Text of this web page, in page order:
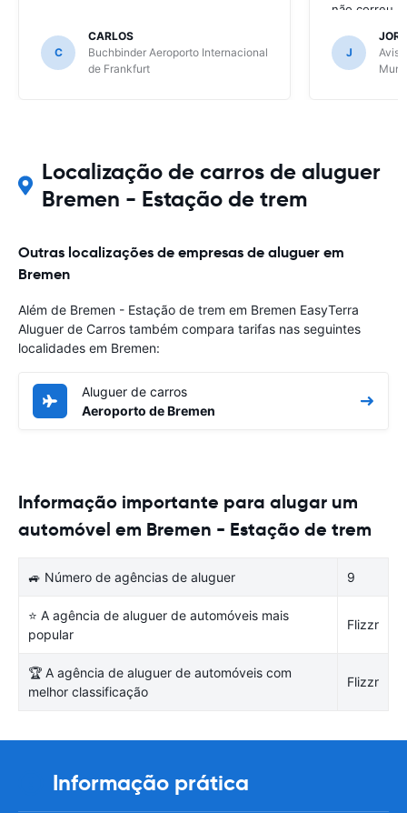
C
CARLOS
Buchbinder Aeroporto Internacional
de Frankfurt
não correu
J
Avis
Localização de carros de aluguer
Bremen - Estação de trem
Outras localizações de empresas de aluguer em
Bremen
Além de Bremen - Estação de trem em Bremen EasyTerra
Aluguer de Carros também compara tarifas nas seguintes
localidades em Bremen:
Aluguer de carros
Aeroporto de Bremen
Informação importante para alugar um
automóvel em Bremen - Estação de trem
🚙 Número de agências de aluguer 9
⭐ A agência de aluguer de automóveis mais
popular
Flizzr
🏆 A agência de aluguer de automóveis com
melhor classificação
Flizzr
Informação prática